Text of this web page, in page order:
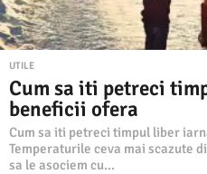
UTILE
Cum sa iti petreci
beneficii ofera
Cum sa iti petreci timpul liber
Temperaturile ceva mai scazute
sa le asociem cu...